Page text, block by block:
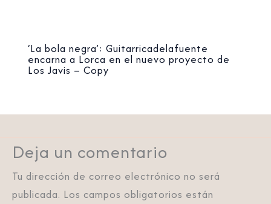
‘La bola negra’: Guitarricadelafuente
encarna a Lorca en el nuevo proyecto de
Los Javis – Copy
Deja un comentario
Tu dirección de correo electrónico no será
publicada. Los campos obligatorios están